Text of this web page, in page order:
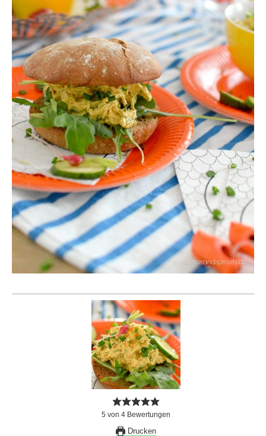
5 von 4 Bewertungen
Drucken